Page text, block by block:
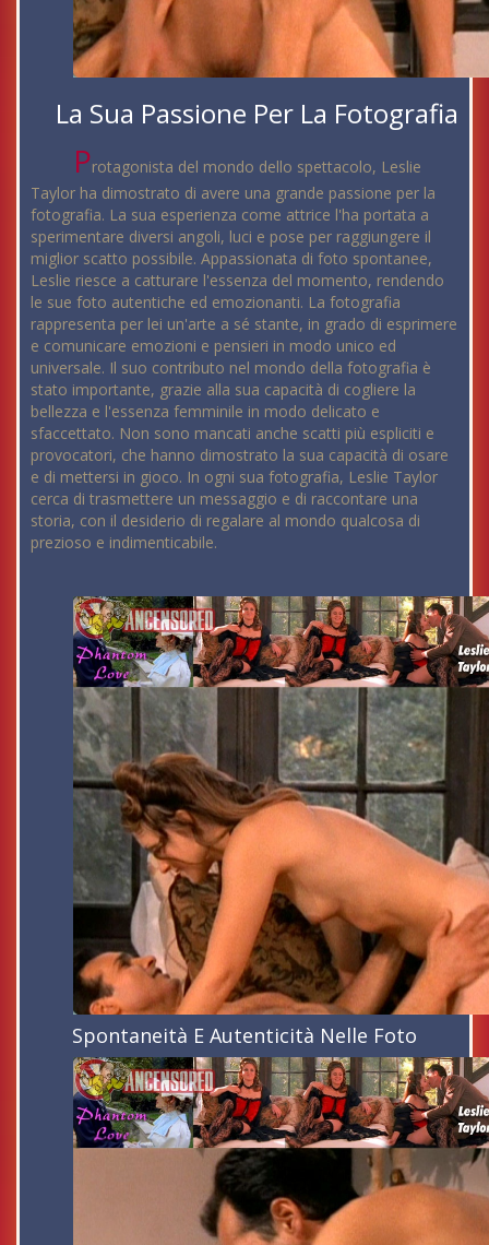
La Sua Passione Per La Fotografia
Protagonista del mondo dello spettacolo, Leslie
Taylor ha dimostrato di avere una grande passione per la
fotografia. La sua esperienza come attrice l'ha portata a
sperimentare diversi angoli, luci e pose per raggiungere il
miglior scatto possibile. Appassionata di foto spontanee,
Leslie riesce a catturare l'essenza del momento, rendendo
le sue foto autentiche ed emozionanti. La fotografia
rappresenta per lei un'arte a sé stante, in grado di esprimere
e comunicare emozioni e pensieri in modo unico ed
universale. Il suo contributo nel mondo della fotografia è
stato importante, grazie alla sua capacità di cogliere la
bellezza e l'essenza femminile in modo delicato e
sfaccettato. Non sono mancati anche scatti più espliciti e
provocatori, che hanno dimostrato la sua capacità di osare
e di mettersi in gioco. In ogni sua fotografia, Leslie Taylor
cerca di trasmettere un messaggio e di raccontare una
storia, con il desiderio di regalare al mondo qualcosa di
prezioso e indimenticabile.
Spontaneità E Autenticità Nelle Foto